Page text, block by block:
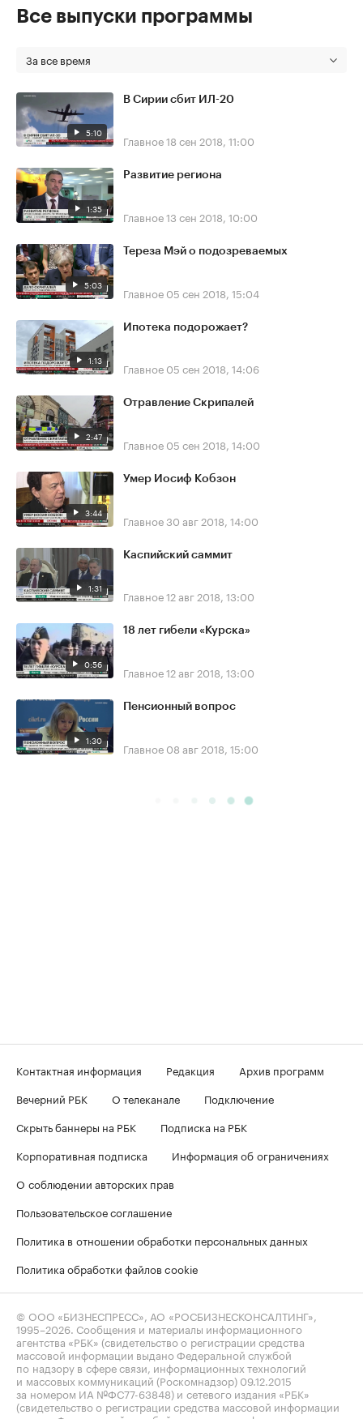
Все выпуски программы
За все время
5:10
В Сирии сбит ИЛ-20
Главное18 сен 2018, 11:00
1:35
Развитие региона
Главное13 сен 2018, 10:00
5:03
Тереза Мэй о подозреваемых
Главное 05 сен 2018, 15:04
1:13
Ипотека подорожает?
Главное 05 сен 2018, 14:06
2:47
Отравление Скрипалей
Главное 05 сен 2018, 14:00
3:44
Умер Иосиф Кобзон
Главное30 авг 2018, 14:00
1:31
Каспийский саммит
Главное12 авг 2018, 13:00
0:56
18 лет гибели «Курска»
Главное12 авг 2018, 13:00
1:30
Пенсионный вопрос
Главное 08 авг 2018, 15:00
Контактная информация Редакция
Архив программ
Вечерний РБК
О телеканале
Подключение
Скрыть баннеры на РБК
Подписка на РБК
Корпоративная подписка
Информация об ограничениях
О соблюдении авторских прав
Пользовательское соглашение
Политика в отношении обработки персональных данных
Политика обработки файлов cookie
© ООО «БИЗНЕСПРЕСС», АО «РОСБИЗНЕСКОНСАЛТИНГ»,
1995–2026 . Сообщения и материалы информационного
агентства «РБК» (свидетельство о регистрации средства
массовой информации выдано Федеральной службой
по надзору в сфере связи, информационных технологий
и массовых коммуникаций (Роскомнадзор) 09.12.2015
за номером ИА №ФС77-63848) и сетевого издания «РБК»
(свидетельство о регистрации средства массовой информации